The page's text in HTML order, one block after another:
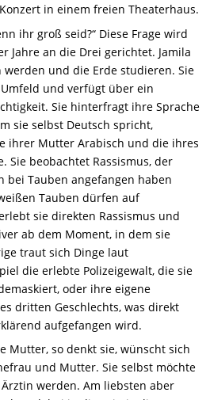
in einem freien Theaterhaus.
ihr groß seid?“ Diese Frage wird
Jahre an die Drei gerichtet. Jamila
und die Erde studieren. Sie
und verfügt über ein
Sie hinterfragt ihre Sprache
sie selbst Deutsch spricht,
ihrer Mutter Arabisch und die ihres
Sie beobachtet Rassismus, der
bei Tauben angefangen haben
Tauben dürfen auf
sie direkten Rassismus und
ab dem Moment, in dem sie
traut sich Dinge laut
die erlebte Polizeigewalt, die sie
oder ihre eigene
dritten Geschlechts, was direkt
aufgefangen wird.
Mutter, so denkt sie, wünscht sich
und Mutter. Sie selbst möchte
werden. Am liebsten aber